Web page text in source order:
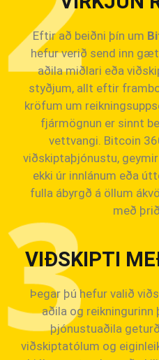
Eftir að beiðni þín um
hefur verið send inn
aðila miðlari eða
styðjum, allt eftir
kröfum um
fjármögnun er sinnt
vettvangi. Bitcoin
viðskiptaþjónustu,
ekki úr innlánum eða
fulla ábyrgð á öllum
með
VIÐSKIPTI
Þegar þú hefur valið
aðila og reikningurinn
þjónustuaðila
viðskiptatólum og